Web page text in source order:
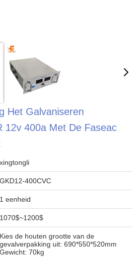
Het Galvaniseren
12v 400a Met De Faseac
xingtongli
GKD12-400CVC
1 eenheid
1070$~1200$
Kies de houten grootte van de
gevalverpakking uit: 690*550*520mm
Gewicht: 70kg